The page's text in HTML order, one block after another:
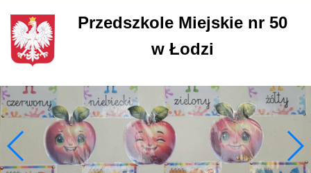
Przedszkole Miejskie nr 50
w Łodzi